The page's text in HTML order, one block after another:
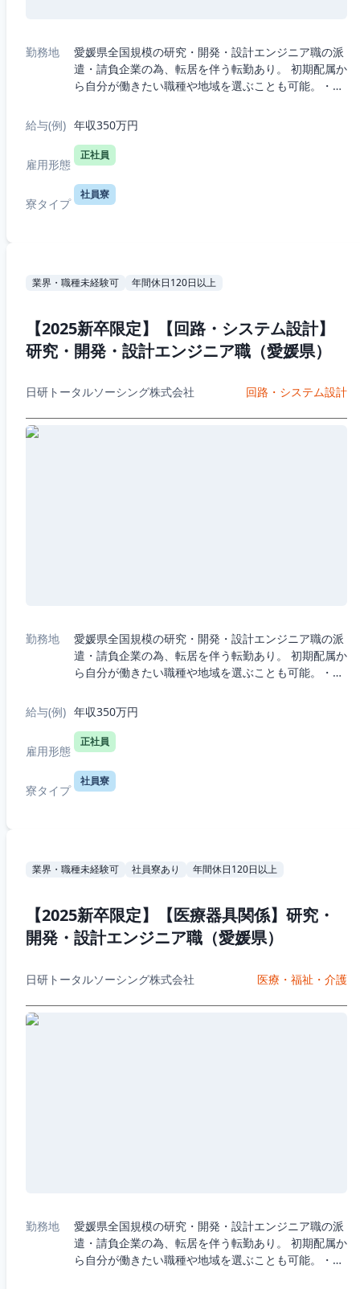
勤務地
愛媛県全国規模の研究・開発・設計エンジニア職の派
遣・請負企業の為、転居を伴う転勤あり。 初期配属か
ら自分が働きたい職種や地域を選ぶことも可能。・5
R&D（化学生物系）・7つの勤務エリア...
給与(例) 年収350万円
雇用形態
正社員
寮タイプ
社員寮
業界・職種未経験可 年間休日120日以上
【2025新卒限定】【回路・システム設計】
研究・開発・設計エンジニア職（愛媛県）
日研トータルソーシング株式会社 回路・システム設計
勤務地
愛媛県全国規模の研究・開発・設計エンジニア職の派
遣・請負企業の為、転居を伴う転勤あり。 初期配属か
ら自分が働きたい職種や地域を選ぶことも可能。・5
R&D（化学生物系）・7つの勤務エリア...
給与(例) 年収350万円
雇用形態
正社員
寮タイプ
社員寮
業界・職種未経験可 社員寮あり 年間休日120日以上
【2025新卒限定】【医療器具関係】研究・
開発・設計エンジニア職（愛媛県）
日研トータルソーシング株式会社 医療・福祉・介護
勤務地
愛媛県全国規模の研究・開発・設計エンジニア職の派
遣・請負企業の為、転居を伴う転勤あり。 初期配属か
ら自分が働きたい職種や地域を選ぶことも可能。・5